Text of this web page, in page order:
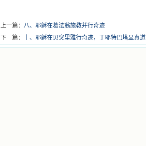
上一篇： 八、耶稣在葛法翁施教并行奇迹
下一篇： 十、耶稣在贝突里雅行奇迹，于耶特巴塔显真道